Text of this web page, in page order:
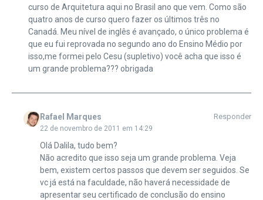
curso de Arquitetura aqui no Brasil ano que vem. Como são
quatro anos de curso quero fazer os últimos três no
Canadá. Meu nível de inglês é avançado, o único problema é
que eu fui reprovada no segundo ano do Ensino Médio por
isso,me formei pelo Cesu (supletivo) você acha que isso é
um grande problema??? obrigada
Rafael Marques
22 de novembro de 2011 em 14:29
Responder
Olá Dalila, tudo bem?
Não acredito que isso seja um grande problema. Veja
bem, existem certos passos que devem ser seguidos. Se
vc já está na faculdade, não haverá necessidade de
apresentar seu certificado de conclusão do ensino